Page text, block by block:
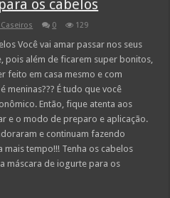
os cabelos
0 129
Você vai amar passar nos seus
pois além de ficarem super bonitos,
feito em casa mesmo e com
meninas??? É tudo que você
Então, fique atenta aos
e o modo de preparo e aplicação.
e continuam fazendo
mais tempo!!! Tenha os cabelos
máscara de iogurte para os